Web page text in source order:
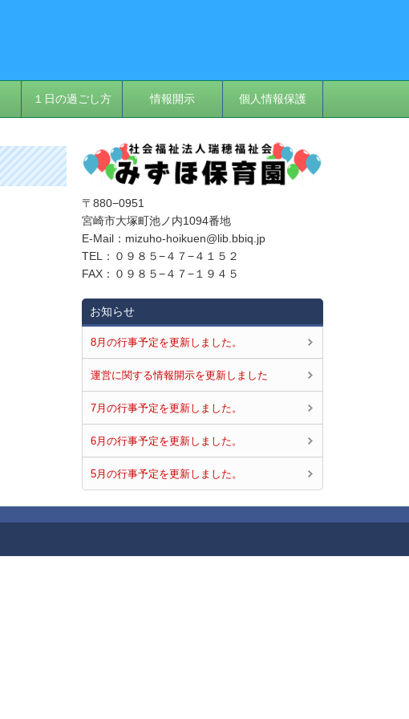
１日の過ごし方 情報開示 個人情報保護
〒880−0951
宮崎市大塚町池ノ内1094番地
E‐Mail：mizuho-hoikuen@lib.bbiq.jp
TEL：０９８５−４７−４１５２
FAX：０９８５−４７−１９４５
お知らせ
8月の行事予定を更新しました。
運営に関する情報開示を更新しました
7月の行事予定を更新しました。
6月の行事予定を更新しました。
5月の行事予定を更新しました。